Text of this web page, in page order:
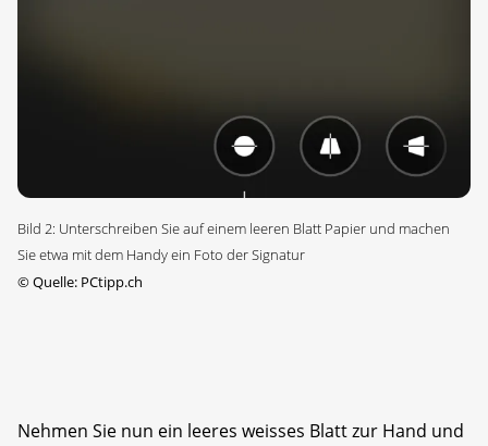
Bild 2: Unterschreiben Sie auf einem leeren Blatt Papier und machen
Sie etwa mit dem Handy ein Foto der Signatur
©Quelle: PCtipp.ch
Nehmen Sie nun ein leeres weisses Blatt zur Hand und